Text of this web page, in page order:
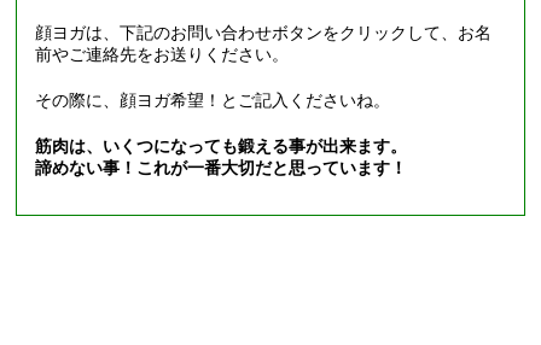
顔ヨガは、下記のお問い合わせボタンをクリックして、お名
前やご連絡先をお送りください。
その際に、顔ヨガ希望！とご記入くださいね。
筋肉は、いくつになっても鍛える事が出来ます。
諦めない事！これが一番大切だと思っています！